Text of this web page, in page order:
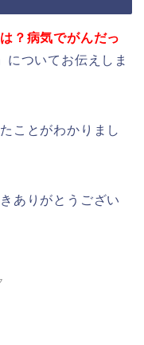
？病気でがんだっ
」についてお伝えしま
ことがわかりまし
ありがとうござい